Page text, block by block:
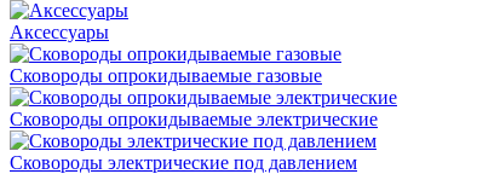
Аксессуары
Сковороды опрокидываемые газовые
Сковороды опрокидываемые электрические
Сковороды электрические под давлением